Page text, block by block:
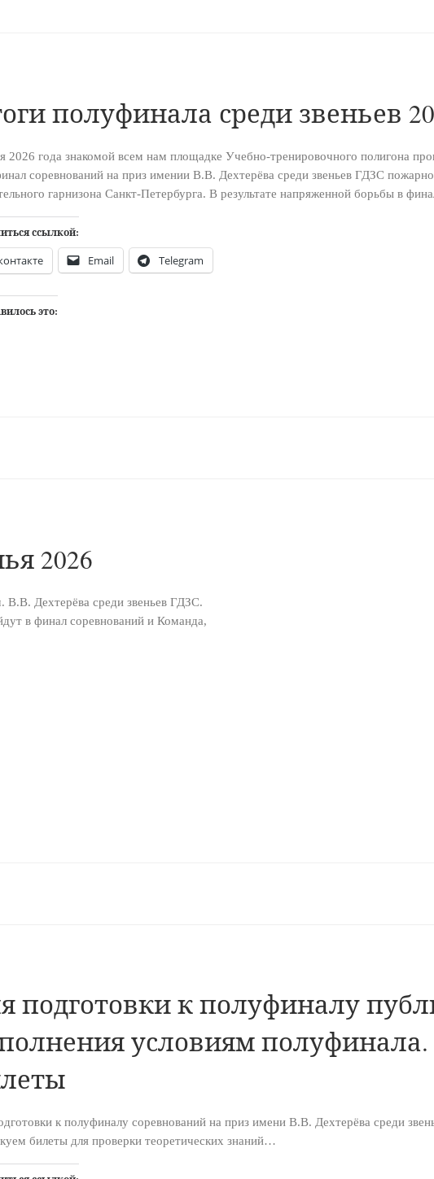
полуфинала среди звеньев
2026 года знакомой всем нам площадке Учебно-тренировочного полигона
соревнований на приз имении В.В. Дехтерёва среди звеньев ГДЗС
гарнизона Санкт-Петербурга. В результате напряженной борьбы в
ссылкой:
Email Telegram
это:
2026
В.В. Дехтерёва среди звеньев ГДЗС.
в финал соревнований и Команда,
подготовки к полуфиналу
условиям полуфинала.
к полуфиналу соревнований на приз имени В.В. Дехтерёва среди
билеты для проверки теоретических знаний…